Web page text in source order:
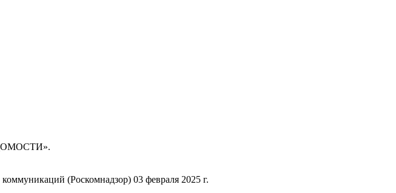
(Роскомнадзор) 03 февраля 2025 г.